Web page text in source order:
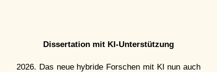
Dissertation mit KI-Unterstützung
2026. Das neue hybride Forschen mit KI nun auch